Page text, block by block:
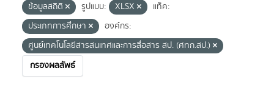
ข้อมูลสถิติ
รูปแบบ: XLSX
แท็ค:
ประเภทการศึกษา
องค์กร:
ศูนย์เทคโนโลยีสารสนเทศและการสื่อสาร สป. (ศทก.สป.)
กรองผลลัพธ์